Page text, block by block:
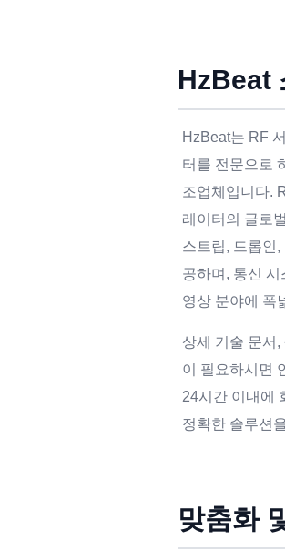
HzBeat
HzBeat는 RF
터를 전문으로
조업체입니다.
레이터의 글로
스트립, 드롭인
공하며, 통신
영상 분야에 폭
상세 기술 문서
이 필요하시면
24시간 이내에
정확한 솔루션
맞춤화